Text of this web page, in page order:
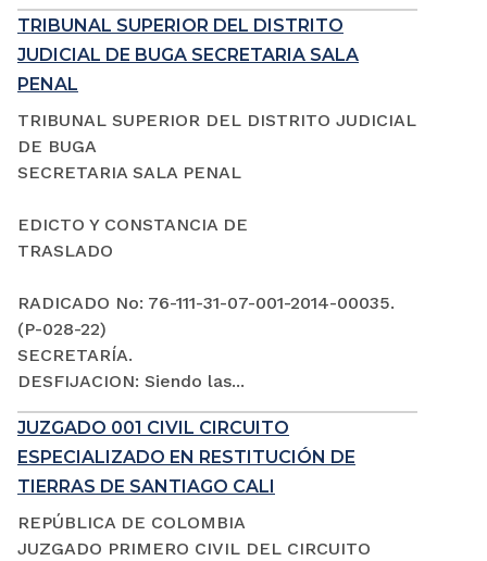
TRIBUNAL SUPERIOR DEL DISTRITO
JUDICIAL DE BUGA SECRETARIA SALA
PENAL
TRIBUNAL SUPERIOR DEL DISTRITO JUDICIAL
DE BUGA
SECRETARIA SALA PENAL
EDICTO Y CONSTANCIA DE
TRASLADO
RADICADO No: 76-111-31-07-001-2014-00035.
(P-028-22)
SECRETARÍA.
DESFIJACION: Siendo las...
JUZGADO 001 CIVIL CIRCUITO
ESPECIALIZADO EN RESTITUCIÓN DE
TIERRAS DE SANTIAGO CALI
REPÚBLICA DE COLOMBIA
JUZGADO PRIMERO CIVIL DEL CIRCUITO